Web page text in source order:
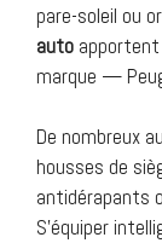
pare-soleil ou
auto
marque —
De nombreux
housses de
antidérapants
S’équiper